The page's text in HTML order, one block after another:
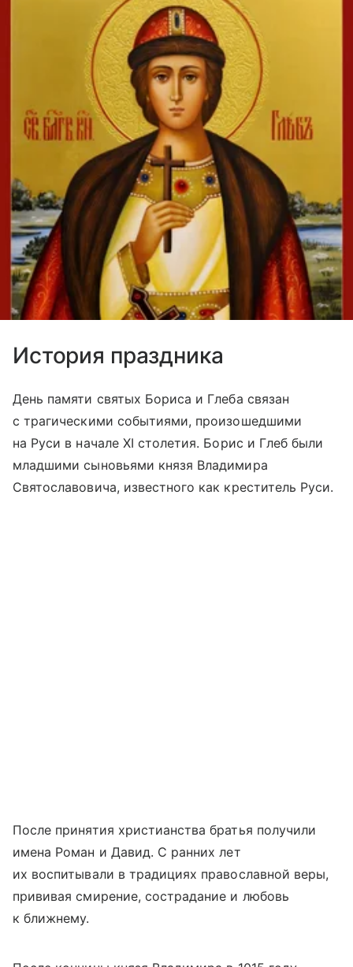
История праздника
День памяти святых Бориса и Глеба связан
с трагическими событиями, произошедшими
на Руси в начале XI столетия. Борис и Глеб были
младшими сыновьями князя Владимира
Святославовича, известного как креститель Руси.
После принятия христианства братья получили
имена Роман и Давид. С ранних лет
их воспитывали в традициях православной веры,
прививая смирение, сострадание и любовь
к ближнему.